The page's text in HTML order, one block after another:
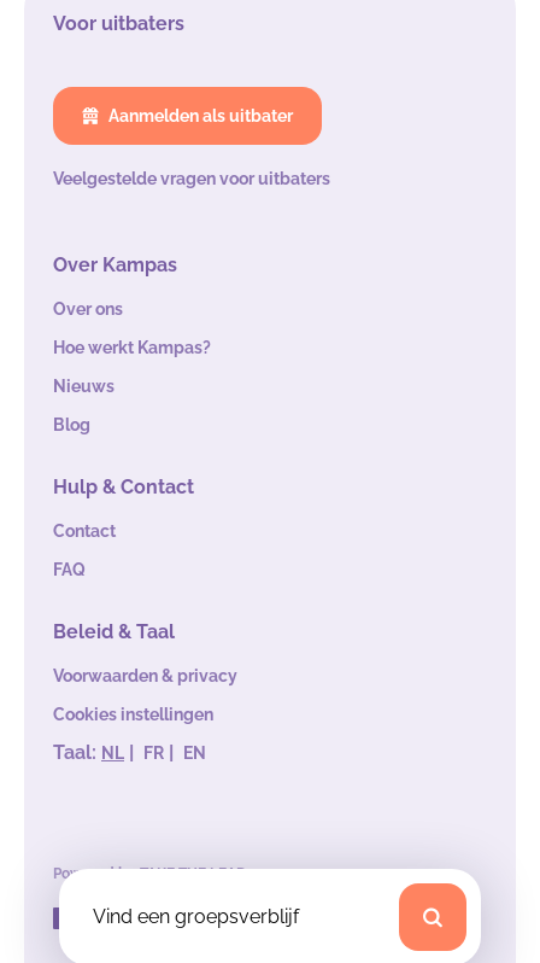
Vind een groepsverblijf
Voor uitbaters
Aanmelden als uitbater
Veelgestelde vragen voor uitbaters
Over Kampas
Over ons
Hoe werkt Kampas?
Nieuws
Blog
Hulp & Contact
Contact
FAQ
Beleid & Taal
Voorwaarden & privacy
Cookies instellingen
Taal: NL | FR | EN
Powered byTAKE THE LEAD